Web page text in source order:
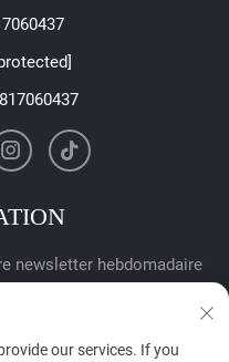
newsletter hebdomadaire
our services. If you